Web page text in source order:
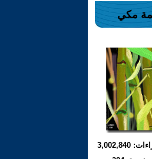
مكي